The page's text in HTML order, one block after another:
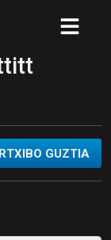
GUZTIA